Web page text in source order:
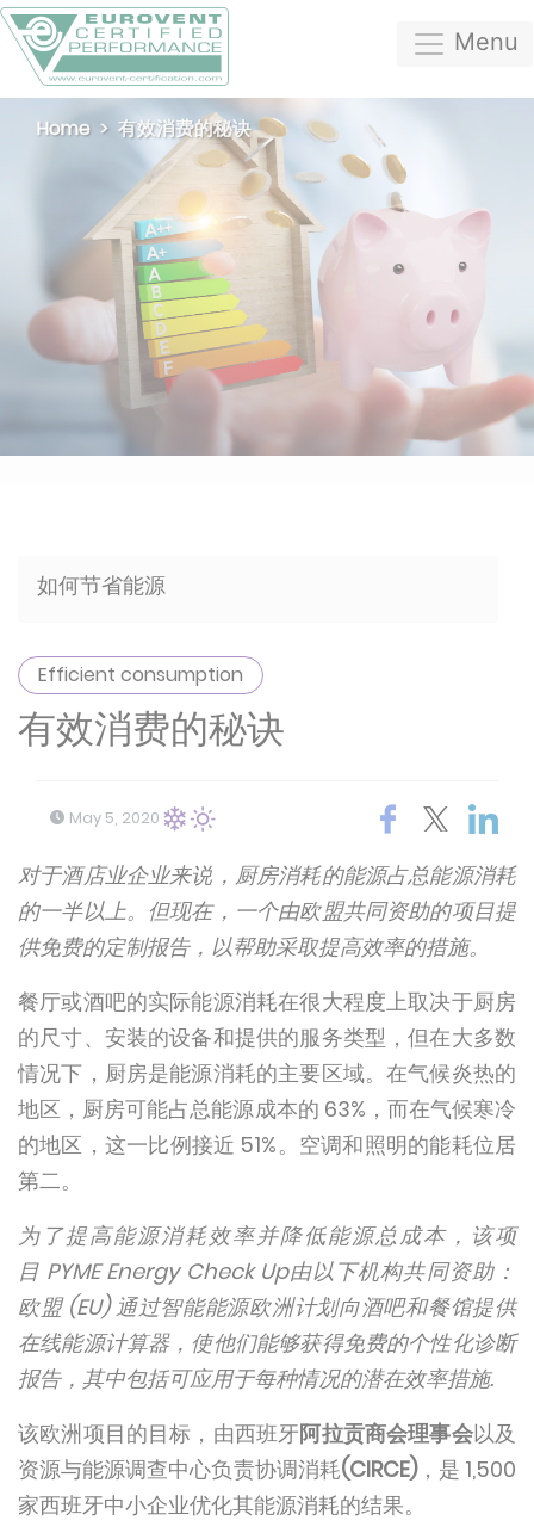
Menu
Home 有效消费的秘诀
如何节省能源
Efficient consumption
有效消费的秘诀
May 5, 2020
对于酒店业企业来说，厨房消耗的能源占总能源消耗
的一半以上。但现在，一个由欧盟共同资助的项目提
供免费的定制报告，以帮助采取提高效率的措施。
餐厅或酒吧的实际能源消耗在很大程度上取决于厨房
的尺寸、安装的设备和提供的服务类型，但在大多数
情况下，厨房是能源消耗的主要区域。在气候炎热的
地区，厨房可能占总能源成本的 63%，而在气候寒冷
的地区，这一比例接近 51%。空调和照明的能耗位居
第二。
为了提高能源消耗效率并降低能源总成本，该项
目 PYME Energy Check Up由以下机构共同资助：
欧盟 (EU) 通过智能能源欧洲计划向酒吧和餐馆提供
在线能源计算器，使他们能够获得免费的个性化诊断
报告，其中包括可应用于每种情况的潜在效率措施.
该欧洲项目的目标，由西班牙阿拉贡商会理事会以及
资源与能源调查中心负责协调消耗(CIRCE)，是 1,500
家西班牙中小企业优化其能源消耗的结果。